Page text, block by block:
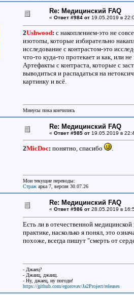
Re: Медицинский FAQ
« Ответ #984 от19.05.2019 в
2Ushwood: с накоплением-это не
изотопы, которые избирательно
исследование с контрастом-это
что-то куда-то протекает и как, или
Артефакты с контраста, которые с
выводиться и распадаться на
картинку и всё.
Минусы пока кончились
Re: Медицинский FAQ
« Ответ #985 от19.05.2019 в
2MicDoc: понятно, спасибо .
Мои текущие переводы:
Стражарка 7, версия 30.07.26
Re: Медицинский FAQ
« Ответ #986 от28.05.2019 в
Есть ли в отечественной
практике, насколько я понял, это
похоже, всегда пишут "смерть от
- Джаец?
- Джаиц, джаиц.
- Ну, джаец, ну погоди!
https://github.com/egorovav/Ja2Project/releases